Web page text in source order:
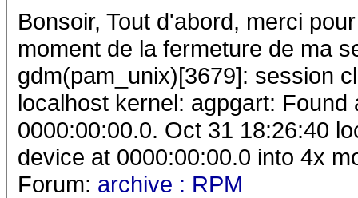
Bonsoir, Tout d'abord, merci
moment de la fermeture de ma
gdm(pam_unix)[3679]: session
localhost kernel: agpgart:
0000:00:00.0. Oct 31 18:26:40
device at 0000:00:00.0 into 4x
Forum: archive : RPM